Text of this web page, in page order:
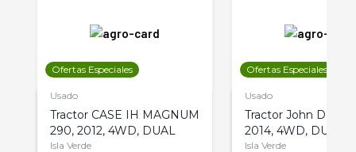
Ofertas Especiales
Usado
Tractor CASE IH MAGNUM
290, 2012, 4WD, DUAL
Isla Verde
Ofertas Especiales
Usado
Tractor John Deere
2014, 4WD, DUAL
Isla Verde